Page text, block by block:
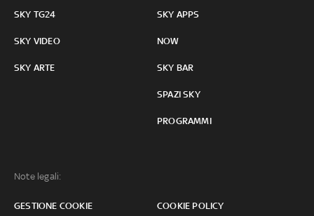
SKY TG24
SKY VIDEO
SKY ARTE
SKY APPS
NOW
SKY BAR
SPAZI SKY
PROGRAMMI
Note legali:
GESTIONE COOKIE COOKIE POLICY